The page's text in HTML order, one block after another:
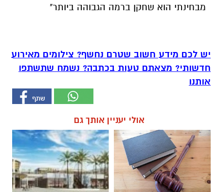
מבחינתי הוא שחקן ברמה הגבוהה ביותר"
יש לכם מידע חשוב שטרם נחשף? צילומים מאירוע
חדשותי? מצאתם טעות בכתבה? נשמח שתשתפו
אותנו
אולי יעניין אותך גם